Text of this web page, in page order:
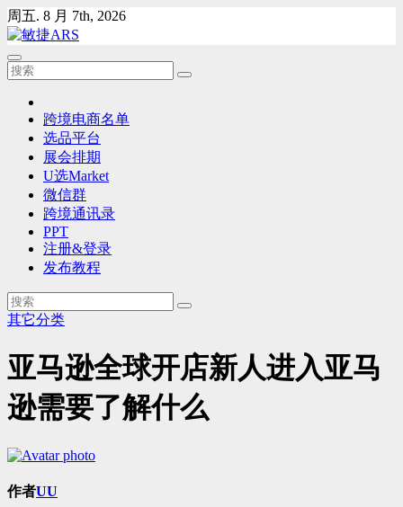
Skip
to
content
周五. 8 月 7th, 2026
跨境电商名单
选品平台
展会排期
U选Market
微信群
跨境通讯录
PPT
注册&登录
发布教程
其它分类
亚马逊全球开店新人进入亚马
逊需要了解什么
作者UU